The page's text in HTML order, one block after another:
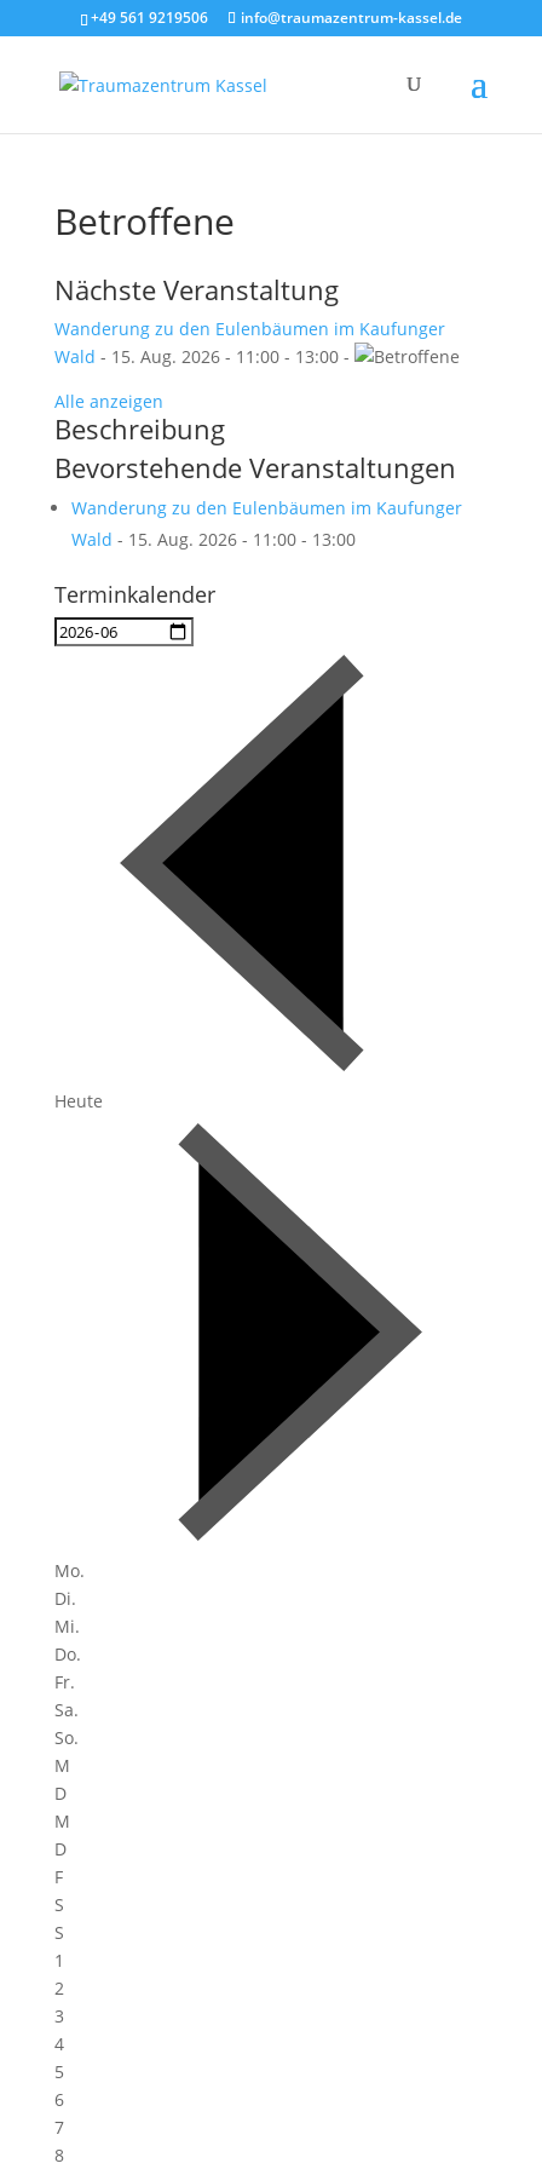
+49 561 9219506 info@traumazentrum-kassel.de
Betroffene
Nächste Veranstaltung
Wanderung zu den Eulenbäumen im Kaufunger
Wald - 15. Aug. 2026 - 11:00 - 13:00 -
Alle anzeigen
Beschreibung
Bevorstehende Veranstaltungen
Wanderung zu den Eulenbäumen im Kaufunger
Wald - 15. Aug. 2026 - 11:00 - 13:00
Terminkalender
Heute
Mo.
Di.
Mi.
Do.
Fr.
Sa.
So.
M
D
M
D
F
S
S
1
2
3
4
5
6
7
8